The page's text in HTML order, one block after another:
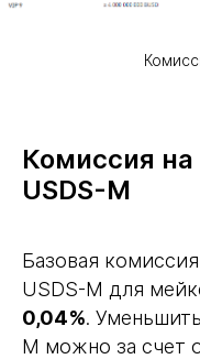
Комиссия
USDS-M
Базовая
USDS-M для
0,04%.
M можно за счет